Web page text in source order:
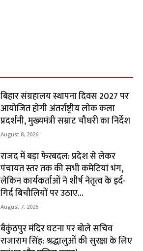
बिहार संग्रहालय स्थापना दिवस 2027 पर
आयोजित होगी अंतर्राष्ट्रीय लोक कला
प्रदर्शनी, मुख्यमंत्री सम्राट चौधरी का निर्देश
August 8, 2026
राजद में बड़ा फेरबदल: प्रदेश से लेकर
पंचायत स्तर तक की सभी कमेटियां भंग,
लेकिन कार्यकर्ताओं ने शीर्ष नेतृत्व के इर्द-
गिर्द बिचौलियों पर उठाए...
August 7, 2026
बैकुंठपुर मंदिर घटना पर बोले सचिव
राजाराम सिंह: श्रद्धालुओं की सुरक्षा के लिए